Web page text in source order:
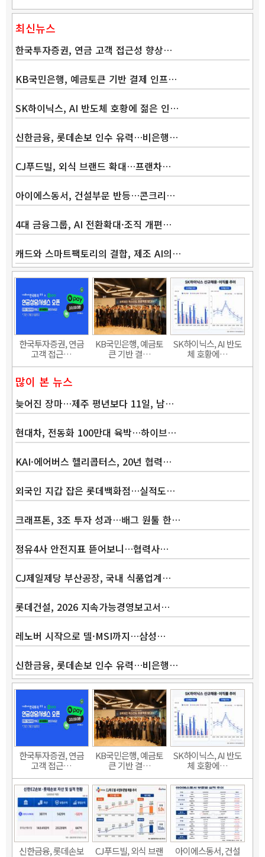
Band
최신뉴스
한국투자증권, 연금 고객 접근성 향상…
KB국민은행, 예금토큰 기반 결제 인프…
SK하이닉스, AI 반도체 호황에 젊은 인…
신한금융, 롯데손보 인수 유력…비은행…
CJ푸드빌, 외식 브랜드 확대…프랜차…
아이에스동서, 건설부문 반등…콘크리…
4대 금융그룹, AI 전환확대·조직 개편…
캐드와 스마트팩토리의 결합, 제조 AI의…
한국투자증권, 연금
고객 접근…
KB국민은행, 예금토
큰 기반 결…
SK하이닉스, AI 반도
체 호황에…
많이 본 뉴스
늦어진 장마…제주 평년보다 11일, 남…
현대차, 전동화 100만대 육박…하이브…
KAI·에어버스 헬리콥터스, 20년 협력…
외국인 지갑 잡은 롯데백화점…실적도…
크래프톤, 3조 투자 성과…배그 원툴 한…
정유4사 안전지표 뜯어보니…협력사…
CJ제일제당 부산공장, 국내 식품업계…
롯데건설, 2026 지속가능경영보고서…
레노버 시작으로 델·MSI까지…삼성…
신한금융, 롯데손보 인수 유력…비은행…
한국투자증권, 연금
고객 접근…
KB국민은행, 예금토
큰 기반 결…
SK하이닉스, AI 반도
체 호황에…
신한금융, 롯데손보
CJ푸드빌, 외식 브랜
아이에스동서, 건설